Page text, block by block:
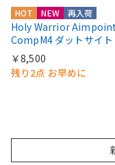
HOT NEW 再入荷
Holy Warrior
CompM4 ダットサイト
￥8,500
残り2点 お早めに